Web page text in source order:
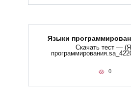
Языки
Скачать тест —
0